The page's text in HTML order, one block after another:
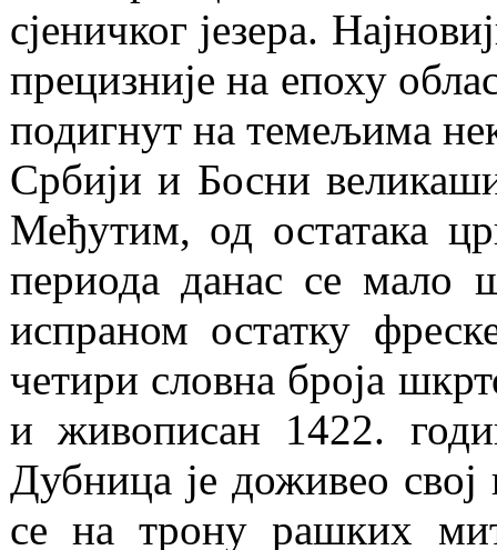
сјеничког језера.
прецизније на епоху
подигнут на темељима
Србији и Босни
Међутим, од остатака
периода данас се мало
испраном остатку
четири словна броја
и живописан 1422.
Дубница је доживео свој
се на трону рашких